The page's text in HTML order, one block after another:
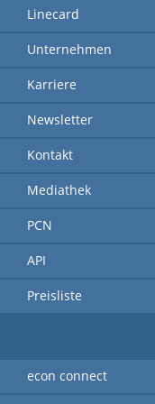
Linecard
Unternehmen
Karriere
Newsletter
Kontakt
Mediathek
PCN
API
Preisliste
econ connect